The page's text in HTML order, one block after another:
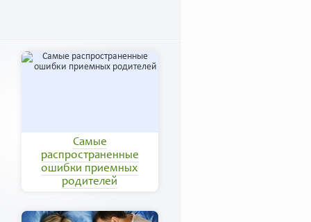
Самые
распространенные
ошибки приемных
родителей